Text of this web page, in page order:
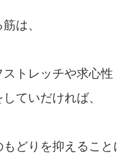
は、
トレッチや求心性
ていだければ、
もどりを抑えること